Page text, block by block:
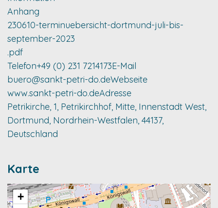
Anhang
230610-terminuebersicht-dortmund-juli-bis-
september-2023
.pdf
Telefon+49 (0) 231 7214173E-Mail
buero@sankt-petri-do.deWebseite
www.sankt-petri-do.deAdresse
Petrikirche, 1, Petrikirchhof, Mitte, Innenstadt West,
Dortmund, Nordrhein-Westfalen, 44137,
Deutschland
Karte
+